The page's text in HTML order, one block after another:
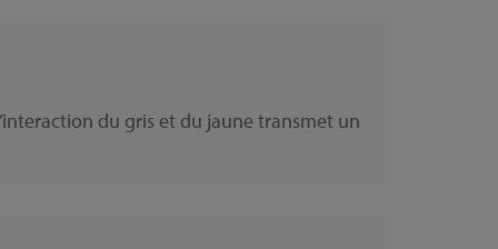
du gris et du jaune transmet un